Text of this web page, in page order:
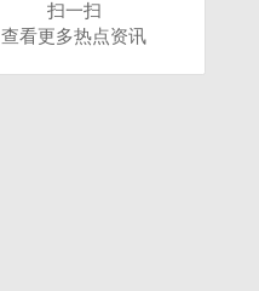
扫一扫
查看更多热点资讯
扫一扫
查看更多热点资讯